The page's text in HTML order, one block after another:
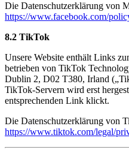
Die Datenschutzerklärung von
https://www.facebook.com/
8.2 TikTok
Unsere Website enthält Links
betrieben von TikTok
Dublin 2, D02 T380, Irland
TikTok-Servern wird erst
entsprechenden Link klickt.
Die Datenschutzerklärung von
https://www.tiktok.com/legal/